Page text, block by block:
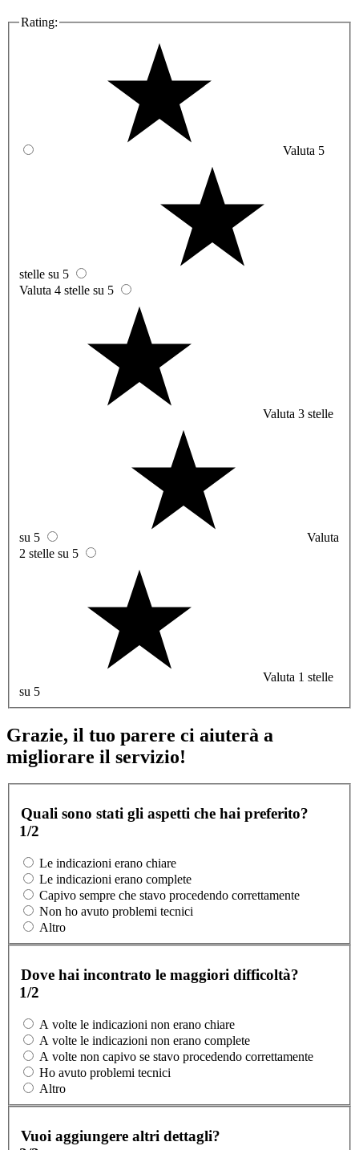
Rating:
Valuta 5
stelle su 5
Valuta 4 stelle su 5
Valuta 3 stelle
su 5
Valuta
2 stelle su 5
Valuta 1 stelle
su 5
Grazie, il tuo parere ci aiuterà a
migliorare il servizio!
Quali sono stati gli aspetti che hai preferito?
1/2
Le indicazioni erano chiare
Le indicazioni erano complete
Capivo sempre che stavo procedendo correttamente
Non ho avuto problemi tecnici
Altro
Dove hai incontrato le maggiori difficoltà?
1/2
A volte le indicazioni non erano chiare
A volte le indicazioni non erano complete
A volte non capivo se stavo procedendo correttamente
Ho avuto problemi tecnici
Altro
Vuoi aggiungere altri dettagli?